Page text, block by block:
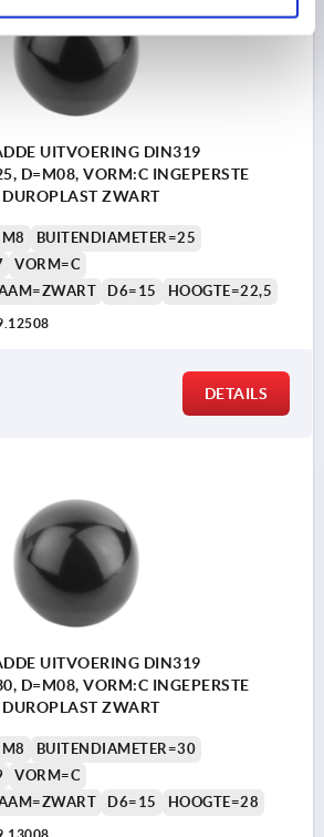
UITVOERING DIN319
D=M08, VORM:C INGEPERSTE
ZWART
BUITENDIAMETER=25
VORM=C
D6=15 HOOGTE=22,5
DETAILS
UITVOERING DIN319
D=M08, VORM:C INGEPERSTE
ZWART
BUITENDIAMETER=30
VORM=C
D6=15 HOOGTE=28